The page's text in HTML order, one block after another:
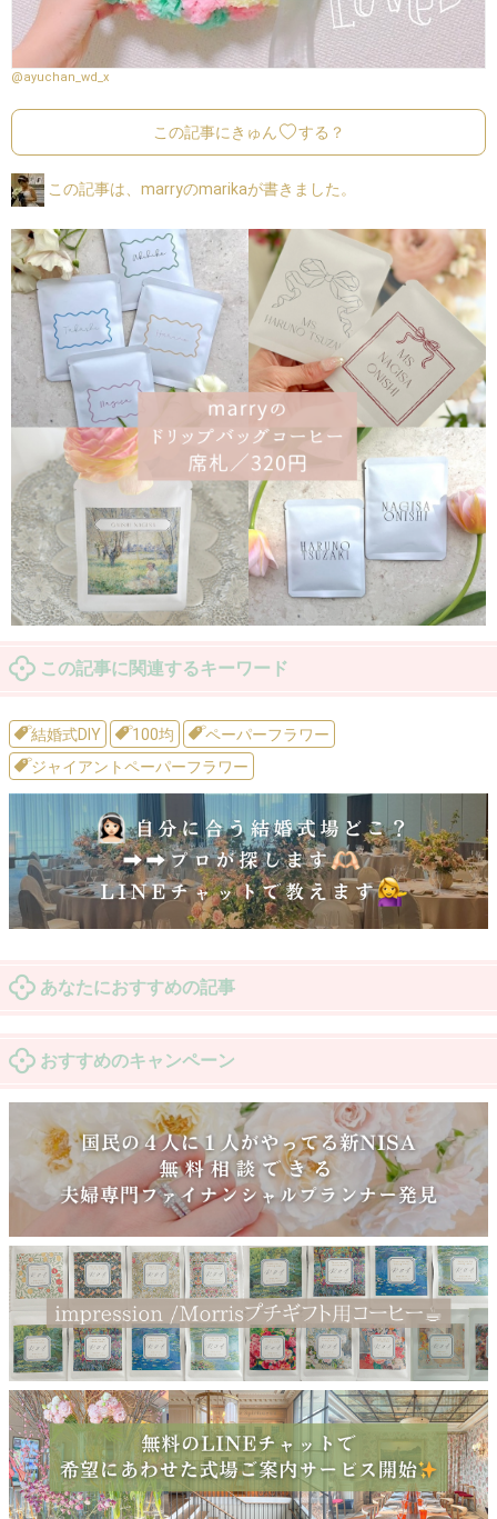
@ayuchan_wd_x
この記事にきゅん する？
この記事は、marryのmarikaが書きました。
この記事に関連するキーワード
結婚式DIY 100均
ペーパーフラワー
ジャイアントペーパーフラワー
あなたにおすすめの記事
おすすめのキャンペーン